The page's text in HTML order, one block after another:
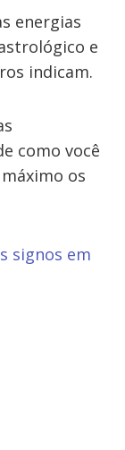
energias
e
indicam.
como você
os
signos em